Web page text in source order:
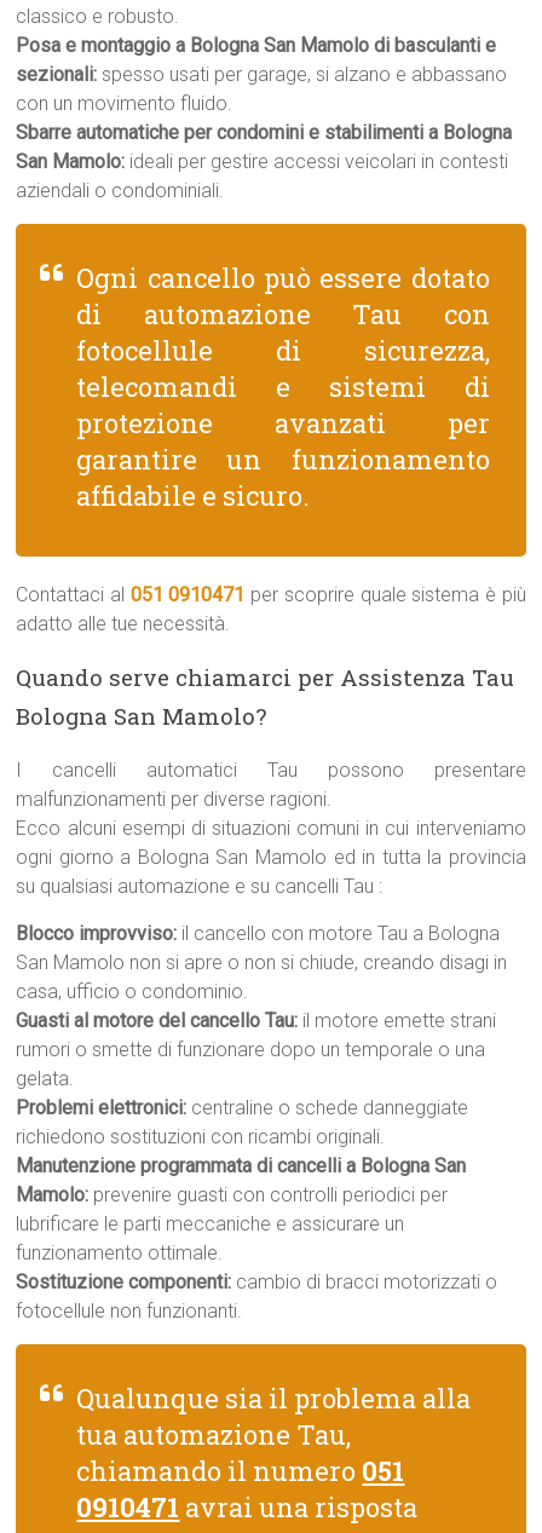
classico e robusto.
Posa e montaggio a Bologna San Mamolo di basculanti e
sezionali: spesso usati per garage, si alzano e abbassano
con un movimento fluido.
Sbarre automatiche per condomini e stabilimenti a Bologna
San Mamolo: ideali per gestire accessi veicolari in contesti
aziendali o condominiali.
Ogni cancello può essere dotato
di automazione Tau con
fotocellule di sicurezza,
telecomandi e sistemi di
protezione avanzati per
garantire un funzionamento
affidabile e sicuro.
Contattaci al 051 0910471 per scoprire quale sistema è più
adatto alle tue necessità.
Quando serve chiamarci per Assistenza Tau
Bologna San Mamolo?
I cancelli automatici Tau possono presentare
malfunzionamenti per diverse ragioni.
Ecco alcuni esempi di situazioni comuni in cui interveniamo
ogni giorno a Bologna San Mamolo ed in tutta la provincia
su qualsiasi automazione e su cancelli Tau :
Blocco improvviso: il cancello con motore Tau a Bologna
San Mamolo non si apre o non si chiude, creando disagi in
casa, ufficio o condominio.
Guasti al motore del cancello Tau: il motore emette strani
rumori o smette di funzionare dopo un temporale o una
gelata.
Problemi elettronici: centraline o schede danneggiate
richiedono sostituzioni con ricambi originali.
Manutenzione programmata di cancelli a Bologna San
Mamolo: prevenire guasti con controlli periodici per
lubrificare le parti meccaniche e assicurare un
funzionamento ottimale.
Sostituzione componenti: cambio di bracci motorizzati o
fotocellule non funzionanti.
Qualunque sia il problema alla
tua automazione Tau,
chiamando il numero 051
0910471 avrai una risposta